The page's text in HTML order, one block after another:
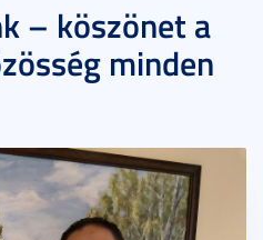
– köszönet a
minden